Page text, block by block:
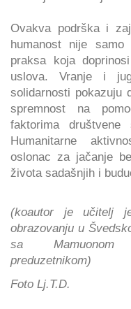
Ovakva podrška i
humanost nije
praksa koja
uslova. Vranje i
solidarnosti pokazuju
spremnost na
faktorima društvene
Humanitarne
oslonac za jačanje
života sadašnjih i
(koautor je učitelj
obrazovanju u
sa Mamuonom
preduzetnikom)
Foto Lj.T.D.